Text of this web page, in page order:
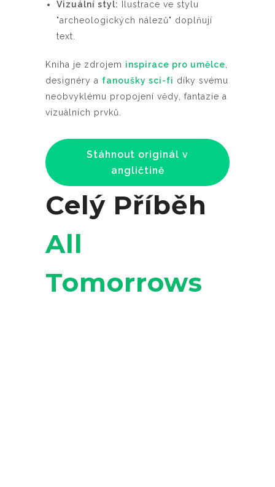
Vizuální styl:
Ilustrace ve stylu
"archeologických nálezů" doplňují
text.
Kniha je zdrojem inspirace pro umělce
designéry a fanoušky sci-fi díky svému
neobvyklému propojení vědy, fantazie a
vizuálních prvků.
Stáhnout originál v
angličtině
Celý Příběh
All
Tomorrows